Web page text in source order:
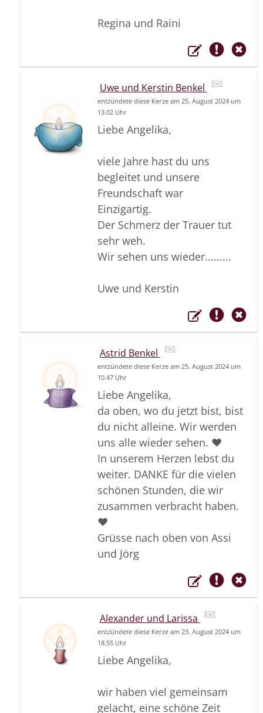
Regina und Raini
Uwe und Kerstin Benkel
entzündete diese Kerze am 25. August 2024 um
13.02 Uhr
Liebe Angelika,
viele Jahre hast du uns
begleitet und unsere
Freundschaft war
Einzigartig.
Der Schmerz der Trauer tut
sehr weh.
Wir sehen uns wieder.........
Uwe und Kerstin
Astrid Benkel
entzündete diese Kerze am 25. August 2024 um
10.47 Uhr
Liebe Angelika,
da oben, wo du jetzt bist, bist
du nicht alleine. Wir werden
uns alle wieder sehen. ❤
In unserem Herzen lebst du
weiter. DANKE für die vielen
schönen Stunden, die wir
zusammen verbracht haben.
❤
Grüsse nach oben von Assi
und Jörg
Alexander und Larissa
entzündete diese Kerze am 23. August 2024 um
18.55 Uhr
Liebe Angelika,
wir haben viel gemeinsam
gelacht, eine schöne Zeit